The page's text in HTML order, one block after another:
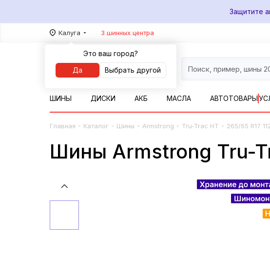
Защитите
Калуга
Это ваш город?
Да
Выбрать другой
3 шинных центра
ШИНЫ ДИСКИ АКБ МАСЛА АВТОТОВАРЫ
Главная - Каталог - Шины - Armstrong - Tru-Trac HT - 265/65 R17
Шины Armstrong Tru-